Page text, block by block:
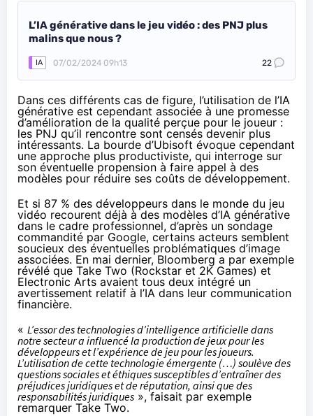
L’IA générative dans le jeu vidéo : des PNJ plus
malins que nous ?
IA 07/02/2024 09h13 22
Dans ces différents cas de figure, l’utilisation de l’IA
générative est cependant associée à une promesse
d’amélioration de la qualité perçue pour le joueur :
les PNJ qu’il rencontre sont censés devenir plus
intéressants. La bourde d’Ubisoft évoque cependant
une approche plus productiviste, qui interroge sur
son éventuelle propension à faire appel à des
modèles pour réduire ses coûts de développement.
Et si 87 % des développeurs dans le monde du jeu
vidéo recourent déjà à des modèles d’IA générative
dans le cadre professionnel, d’après un sondage
commandité par Google, certains acteurs semblent
soucieux des éventuelles problématiques d’image
associées. En mai dernier, Bloomberg a par exemple
révélé que Take Two (Rockstar et 2K Games) et
Electronic Arts avaient tous deux intégré un
avertissement relatif à l’IA dans leur communication
financière.
« L’essor des technologies d’intelligence artificielle dans
notre secteur a influencé la production de jeux pour les
développeurs et l’expérience de jeu pour les joueurs.
L’utilisation de cette technologie émergente (…) soulève des
questions sociales et éthiques susceptibles d’entraîner des
préjudices juridiques et de réputation, ainsi que des
responsabilités juridiques », faisait par exemple
remarquer Take Two.